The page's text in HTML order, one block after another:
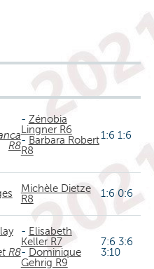
R8
- Zénobia
Lingner R6
- Barbara Robert
R8
1:6 1:6
Michèle Dietze
R8
1:6 0:6
R8
- Elisabeth
Keller R7
- Dominique
Gehrig R9
7:6 3:6
3:10